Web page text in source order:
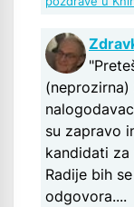
su zapravo
kandidati za
Radije bih
odgovora....